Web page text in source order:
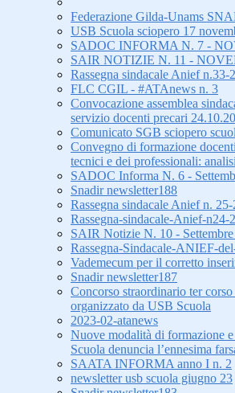
Federazione Gilda-Unams
USB Scuola sciopero 17
SADOC INFORMA N. 7 -
SAIR NOTIZIE N. 11 -
Rassegna sindacale Anief n.33-
FLC CGIL - #ATAnews n. 3
Convocazione assemblea
servizio docenti precari
Comunicato SGB sciopero
Convegno di formazione
tecnici e dei professionali:
SADOC Informa N. 6 -
Snadir newsletter188
Rassegna sindacale Anief n.
Rassegna-sindacale-Anief-n24-
SAIR Notizie N. 10 -
Rassegna-Sindacale-ANIEF-
Vademecum per il corretto
Snadir newsletter187
Concorso straordinario ter
organizzato da USB Scuola
2023-02-atanews
Nuove modalità di formazione
Scuola denuncia l’ennesima
SAATA INFORMA anno I n. 2
newsletter usb scuola giugno 23